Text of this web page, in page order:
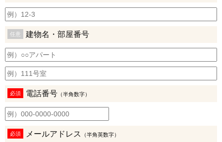
任意 建物名・部屋番号
必須 電話番号 （半角数字）
必須 メールアドレス （半角英数字）